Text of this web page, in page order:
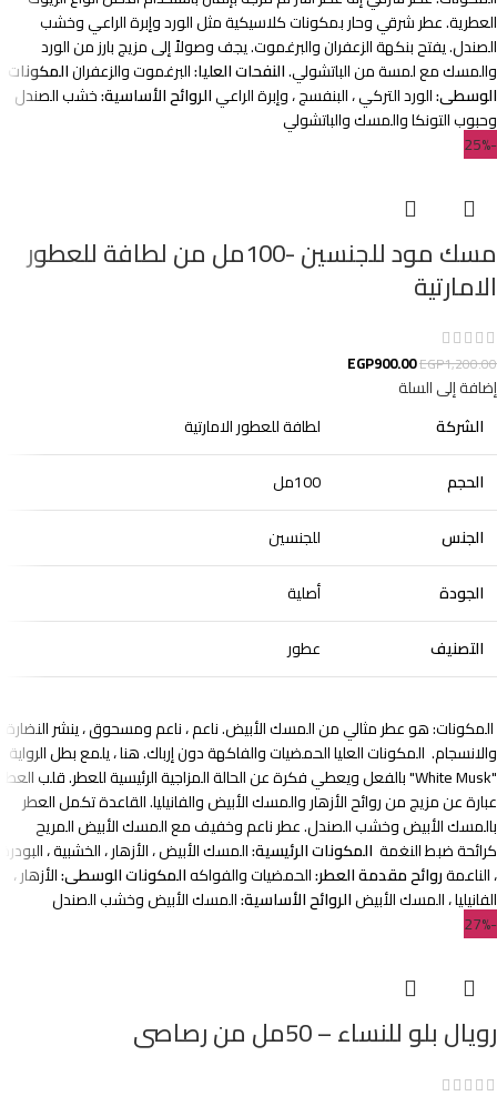
العطرية. عطر شرقي وحار بمكونات كلاسيكية مثل الورد وإبرة الراعي وخشب
الصندل. يفتح بنكهة الزعفران والبرغموت. يجف وصولاً إلى مزيج بارز من الورد
والمسك مع لمسة من الباتشولي.النفحات العليا:البرغموت والزعفرانالمكونات
الوسطى:الورد التركي ، البنفسج ، وإبرة الراعيالروائح الأساسية:خشب الصندل
وحبوب التونكا والمسك والباتشولي
-25%
مسك مود للجنسين -100مل من لطافة للعطور
الامارتية
EGP1,200.00
EGP900.00
إضافة إلى السلة
الشركة
لطافة للعطور الامارتية
الحجم
100مل
الجنس
للجنسين
الجودة
أصلية
التصنيف
عطور
المكونات: هو عطر مثالي من المسك الأبيض. ناعم ، ناعم ومسحوق ، ينشر النضارة
والانسجام. المكونات العليا الحمضيات والفاكهة دون إرباك. هنا ، يلمع بطل الرواية
"White Musk" بالفعل ويعطي فكرة عن الحالة المزاجية الرئيسية للعطر. قلب العطر
عبارة عن مزيج من روائح الأزهار والمسك الأبيض والفانيليا. القاعدة تكمل العطر
بالمسك الأبيض وخشب الصندل.عطر ناعم وخفيف مع المسك الأبيض المريح
كرائحة ضبط النغمة المكونات الرئيسية:المسك الأبيض ، الأزهار ، الخشبية ، البودرة
، الناعمةروائح مقدمة العطر:الحمضيات والفواكهالمكونات الوسطى:الأزهار ،
الفانيليا ، المسك الأبيضالروائح الأساسية:المسك الأبيض وخشب الصندل
-27%
رويال بلو للنساء – 50مل من رصاصى